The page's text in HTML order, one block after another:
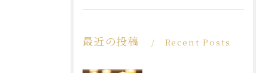
最近の投稿 Recent Posts